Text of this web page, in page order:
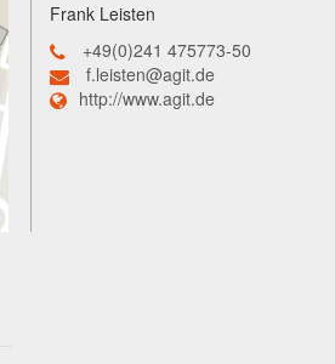
Frank Leisten
+49(0)241 475773-50
f.leisten@agit.de
http://www.agit.de